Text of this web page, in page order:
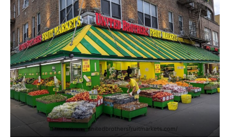
https://www.unitedbrothersfruitmarkets.com/